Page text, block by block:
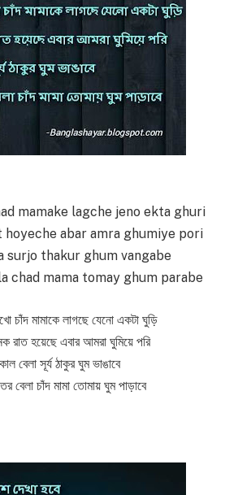
mamake lagche jeno ekta ghuri
hoyeche abar amra ghumiye pori
surjo thakur ghum vangabe
chad mama tomay ghum parabe
চাঁদ মামাকে লাগছে যেনো একটা ঘুড়ি
রাত হয়েছে এবার আমরা ঘুমিয়ে পরি
বেলা সূর্য ঠাকুর ঘুম ভাঙাবে
বেলা চাঁদ মামা তোমায় ঘুম পাড়াবে